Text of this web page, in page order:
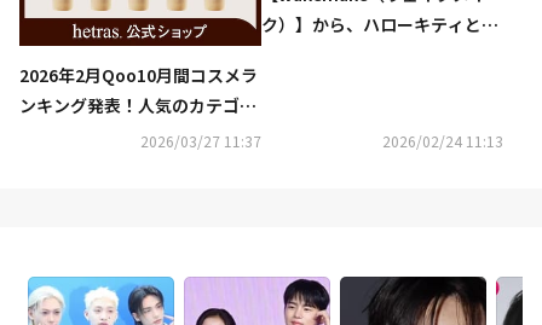
2026年2月Qoo10月間コスメラ
ンキング発表！人気のカテゴリ
ーごとに月間販売個数TOP5を
2026/03/27 11:37
ク）】から、ハローキティとコ
2026/02/24 11:13